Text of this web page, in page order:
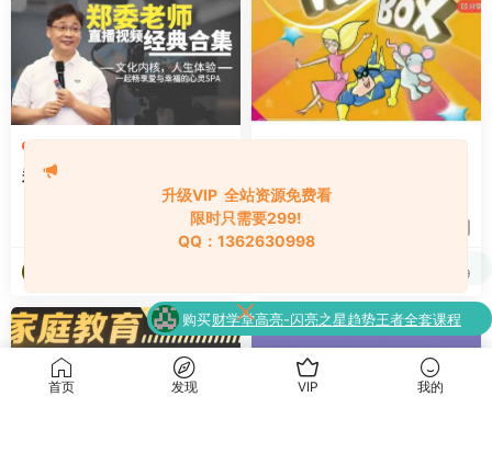
亲子课程
郑委老师经典合集
15
亲子课程·外语学习
2024-09-29
首页 发现 VIP 我的
升级VIP 全站资源免费看
限时只需要299!
QQ：1362630998
了
（指标+日报+小班课）
升级了 终身VIP
升级了 终身VIP